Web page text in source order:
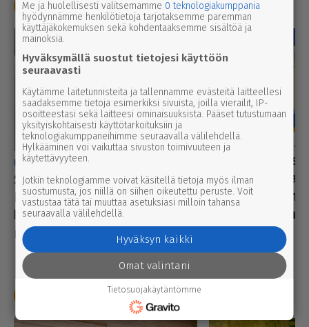
Poliisi Pelastustoimi Oikeus
uutinen8.8.2026 2.55
Syyttäjä ei nosta syytettä
Parkanon kal­ja­ko­hussa –
luo­tet­ta­vaa kuvaa tapah­tu­
mien kulusta ei syntynyt
pääkirjoitus
2. pää­kir­joi­tus
lyttäys ei
aikuisten
no­mais­ten
kaivataan
Tulospörssi
Me ja huolellisesti valitsemamme 0 teknologiakumppania
hyödynnämme henkilötietoja tarjotaksemme paremman
käyttäjäkokemuksen sekä kohdentaaksemme sisältöä ja
mainoksia.
Hyväksymällä suostut tietojesi käyttöön
seuraavasti
Käytämme laitetunnisteita ja tallennamme evästeitä laitteellesi
saadaksemme tietoja esimerkiksi sivuista, joilla vierailit, IP-
osoitteestasi sekä laitteesi ominaisuuksista. Pääset tutustumaan
yksityiskohtaisesti käyttötarkoituksiin ja
teknologiakumppaneihimme seuraavalla välilehdellä.
Hylkääminen voi vaikuttaa sivuston toimivuuteen ja
käytettävyyteen.
Jotkin teknologiamme voivat käsitellä tietoja myös ilman
suostumusta, jos niillä on siihen oikeutettu peruste. Voit
vastustaa tätä tai muuttaa asetuksiasi milloin tahansa
seuraavalla välilehdellä.
Hyväksyn kaikki
Omat valintani
Tietosuojakäytäntömme